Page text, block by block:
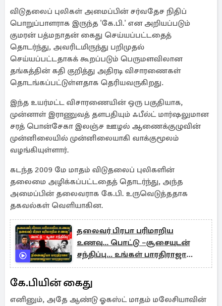
விடுதலைப் புலிகள் அமைப்பின் சர்வதேச நிதிப்
பொறுப்பாளராக இருந்த 'கே.பி.' என அறியப்படும்
குமரன் பத்மநாதன் கைது செய்யப்பட்டதைத்
தொடர்ந்து, அவரிடமிருந்து பறிமுதல்
செய்யப்பட்டதாகக் கூறப்படும் பெருமளவிலான
தங்கத்தின் கதி குறித்து அதிரடி விசாரணைகள்
தொடங்கப்பட்டுள்ளதாக தெரியவருகிறது.
இந்த உயர்மட்ட விசாரணையின் ஒரு பகுதியாக,
முன்னாள் இராணுவத் தளபதியும் ஃபீல்ட் மார்ஷலுமான
சரத் பொன்சேகா இலஞ்ச ஊழல் ஆணைக்குழுவின்
முன்னிலையில் முன்னிலையாகி வாக்குமூலம்
வழங்கியுள்ளார்.
கடந்த 2009 மே மாதம் விடுதலைப் புலிகளின்
தலைமை அழிக்கப்பட்டதைத் தொடர்ந்து, அந்த
அமைப்பின் தலைவராக கே.பி. உருவெடுத்ததாக
தகவல்கள் வெளியாகின.
தலைவர் பிரபா பரிமாறிய
உணவு... பொட்டு –சூசையுடன்
சந்திப்பு... உங்கள் பாரதிராஜா
பேசுகிறேன் !
கே.பியின் கைது
எனினும், அதே ஆண்டு ஓகஸ்ட் மாதம் மலேசியாவின்